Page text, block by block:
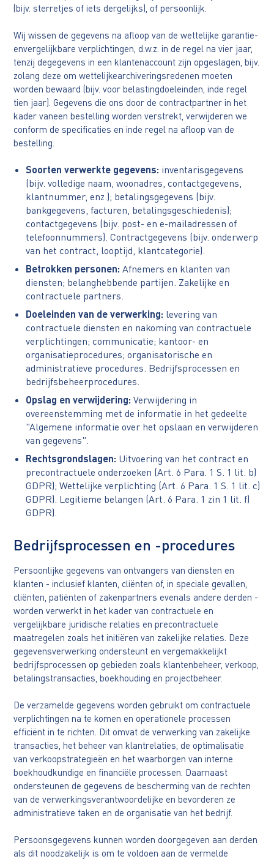
(bijv. sterretjes of iets dergelijks), of persoonlijk.
Wij wissen de gegevens na afloop van de wettelijke garantie-
envergelijkbare verplichtingen, d.w.z. in de regel na vier jaar,
tenzij degegevens in een klantenaccount zijn opgeslagen, bijv.
zolang deze om wettelijkearchiveringsredenen moeten
worden bewaard (bijv. voor belastingdoeleinden, inde regel
tien jaar). Gegevens die ons door de contractpartner in het
kader vaneen bestelling worden verstrekt, verwijderen we
conform de specificaties en inde regel na afloop van de
bestelling.
Soorten verwerkte gegevens: inventarisgegevens
(bijv. volledige naam, woonadres, contactgegevens,
klantnummer, enz.); betalingsgegevens (bijv.
bankgegevens, facturen, betalingsgeschiedenis);
contactgegevens (bijv. post- en e-mailadressen of
telefoonnummers). Contractgegevens (bijv. onderwerp
van het contract, looptijd, klantcategorie).
Betrokken personen: Afnemers en klanten van
diensten; belanghebbende partijen. Zakelijke en
contractuele partners.
Doeleinden van de verwerking: levering van
contractuele diensten en nakoming van contractuele
verplichtingen; communicatie; kantoor- en
organisatieprocedures; organisatorische en
administratieve procedures. Bedrijfsprocessen en
bedrijfsbeheerprocedures.
Opslag en verwijdering:Verwijdering in
overeenstemming met de informatie in het gedeelte
"Algemene informatie over het opslaan en verwijderen
van gegevens".
Rechtsgrondslagen: Uitvoering van het contract en
precontractuele onderzoeken (Art. 6 Para. 1 S. 1 lit. b)
GDPR); Wettelijke verplichting (Art. 6 Para. 1 S. 1 lit. c)
GDPR). Legitieme belangen (Art. 6 Para. 1 zin 1 lit. f)
GDPR).
Bedrijfsprocessen en -procedures
Persoonlijke gegevens van ontvangers van diensten en
klanten - inclusief klanten, cliënten of, in speciale gevallen,
cliënten, patiënten of zakenpartners evenals andere derden -
worden verwerkt in het kader van contractuele en
vergelijkbare juridische relaties en precontractuele
maatregelen zoals het initiëren van zakelijke relaties. Deze
gegevensverwerking ondersteunt en vergemakkelijkt
bedrijfsprocessen op gebieden zoals klantenbeheer, verkoop,
betalingstransacties, boekhouding en projectbeheer.
De verzamelde gegevens worden gebruikt om contractuele
verplichtingen na te komen en operationele processen
efficiënt in te richten. Dit omvat de verwerking van zakelijke
transacties, het beheer van klantrelaties, de optimalisatie
van verkoopstrategieën en het waarborgen van interne
boekhoudkundige en financiële processen. Daarnaast
ondersteunen de gegevens de bescherming van de rechten
van de verwerkingsverantwoordelijke en bevorderen ze
administratieve taken en de organisatie van het bedrijf.
Persoonsgegevens kunnen worden doorgegeven aan derden
als dit noodzakelijk is om te voldoen aan de vermelde